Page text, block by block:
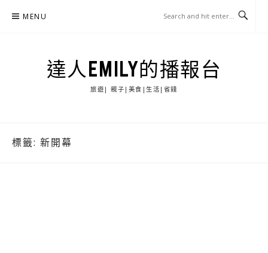
MENU
達人EMILY的播報台
旅遊| 親子|美食|生活|省錢
標籤: 新開幕